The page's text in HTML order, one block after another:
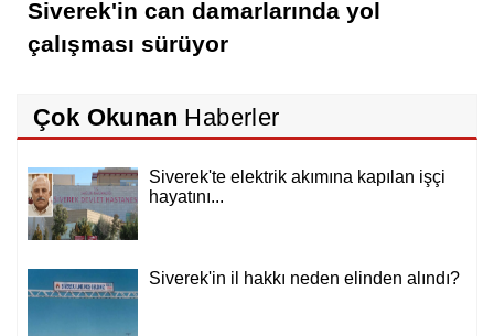
Siverek'in can damarlarında yol
çalışması sürüyor
Çok Okunan Haberler
Siverek'te elektrik akımına kapılan işçi
hayatını...
Siverek'in il hakkı neden elinden alındı?